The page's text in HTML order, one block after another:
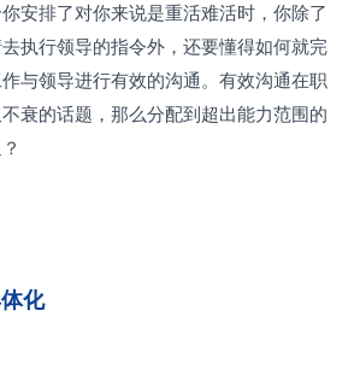
安排了对你来说是重活难活时，你除了
执行领导的指令外，还要懂得如何就完
与领导进行有效的沟通。有效沟通在职
衰的话题，那么分配到超出能力范围的
化